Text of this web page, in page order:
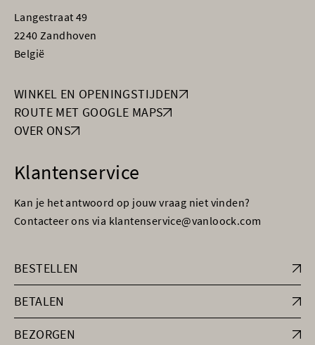
Langestraat 49
2240 Zandhoven
België
WINKEL EN OPENINGSTIJDEN
ROUTE MET GOOGLE MAPS
OVER ONS
Klantenservice
Kan je het antwoord op jouw vraag niet vinden?
Contacteer ons via klantenservice@vanloock.com
BESTELLEN
BETALEN
BEZORGEN